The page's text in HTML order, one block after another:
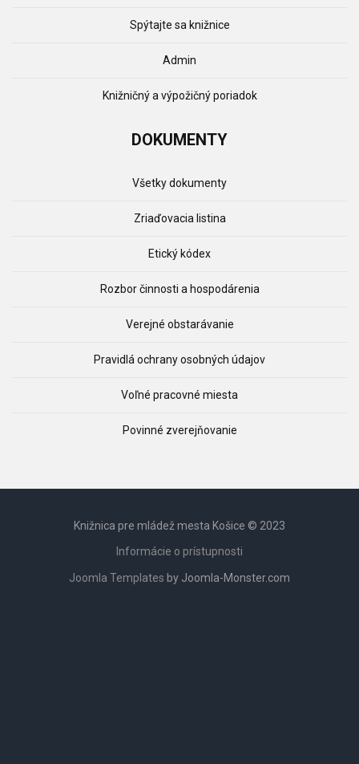
Spýtajte sa knižnice
Admin
Knižničný a výpožičný poriadok
DOKUMENTY
Všetky dokumenty
Zriaďovacia listina
Etický kódex
Rozbor činnosti a hospodárenia
Verejné obstarávanie
Pravidlá ochrany osobných údajov
Voľné pracovné miesta
Povinné zverejňovanie
Knižnica pre mládež mesta Košice © 2023
Informácie o prístupnosti
Joomla Templates by Joomla-Monster.com